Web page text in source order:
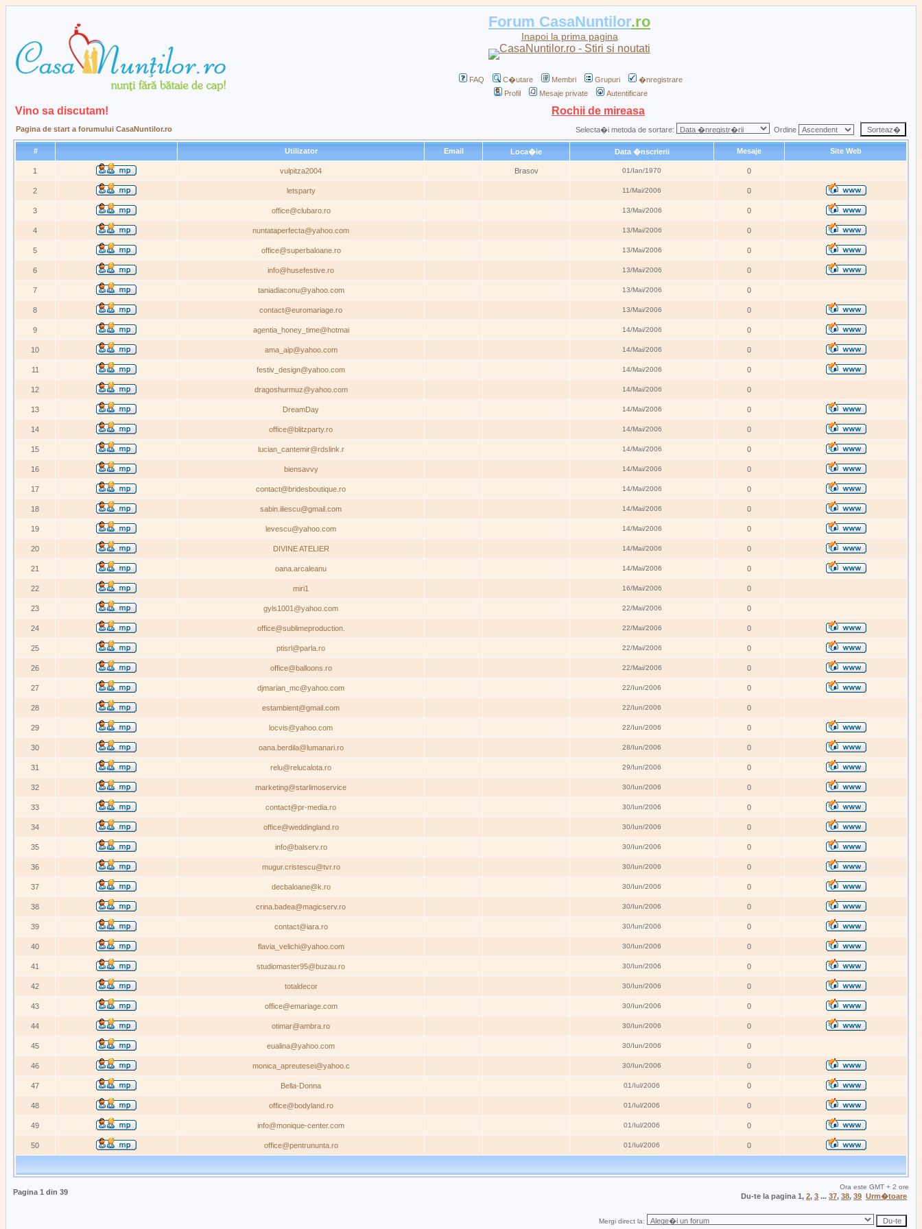
Forum CasaNuntilor.ro
Inapoi la prima pagina
FAQ C�utare Membri Grupuri
�nregistrare
Profil
Mesaje private Autentificare
Vino sa discutam! Rochii de mireasa
Pagina de start a forumului CasaNuntilor.ro Selecta�i metoda de sortare: Ordine
# Utilizator Email Loca�ie Data �nscrierii Mesaje Site Web
1 vulpitza2004 Brasov 01/Ian/1970 0
2 letsparty 11/Mai/2006 0
3 office@clubaro.ro 13/Mai/2006 0
4 nuntataperfecta@yahoo.com 13/Mai/2006 0
5 office@superbaloane.ro 13/Mai/2006 0
6 info@husefestive.ro 13/Mai/2006 0
7 taniadiaconu@yahoo.com 13/Mai/2006 0
8 contact@euromariage.ro 13/Mai/2006 0
9 agentia_honey_time@hotmai 14/Mai/2006 0
10 ama_aip@yahoo.com 14/Mai/2006 0
11 festiv_design@yahoo.com 14/Mai/2006 0
12 dragoshurmuz@yahoo.com 14/Mai/2006 0
13 DreamDay 14/Mai/2006 0
14 office@blitzparty.ro 14/Mai/2006 0
15 lucian_cantemir@rdslink.r 14/Mai/2006 0
16 biensavvy 14/Mai/2006 0
17 contact@bridesboutique.ro 14/Mai/2006 0
18 sabin.iliescu@gmail.com 14/Mai/2006 0
19 levescu@yahoo.com 14/Mai/2006 0
20 DIVINE ATELIER 14/Mai/2006 0
21 oana.arcaleanu 14/Mai/2006 0
22 miri1 16/Mai/2006 0
23 gyls1001@yahoo.com 22/Mai/2006 0
24 office@sublimeproduction. 22/Mai/2006 0
25 ptisrl@parla.ro 22/Mai/2006 0
26 office@balloons.ro 22/Mai/2006 0
27 djmarian_mc@yahoo.com 22/Iun/2006 0
28 estambient@gmail.com 22/Iun/2006 0
29 locvis@yahoo.com 22/Iun/2006 0
30 oana.berdila@lumanari.ro 28/Iun/2006 0
31 relu@relucalota.ro 29/Iun/2006 0
32 marketing@starlimoservice 30/Iun/2006 0
33 contact@pr-media.ro 30/Iun/2006 0
34 office@weddingland.ro 30/Iun/2006 0
35 info@balserv.ro 30/Iun/2006 0
36 mugur.cristescu@tvr.ro 30/Iun/2006 0
37 decbaloane@k.ro 30/Iun/2006 0
38 crina.badea@magicserv.ro 30/Iun/2006 0
39 contact@iara.ro 30/Iun/2006 0
40 flavia_velichi@yahoo.com 30/Iun/2006 0
41 studiomaster95@buzau.ro 30/Iun/2006 0
42 totaldecor 30/Iun/2006 0
43 office@emariage.com 30/Iun/2006 0
44 otimar@ambra.ro 30/Iun/2006 0
45 eualina@yahoo.com 30/Iun/2006 0
46 monica_apreutesei@yahoo.c 30/Iun/2006 0
47 Bella-Donna 01/Iul/2006 0
48 office@bodyland.ro 01/Iul/2006 0
49 info@monique-center.com 01/Iul/2006 0
50 office@pentrununta.ro 01/Iul/2006 0
Pagina 1 din 39
Ora este GMT + 2 ore
Du-te la pagina 1, 2, 3 ... 37, 38, 39 Urm�toare
Mergi direct la: